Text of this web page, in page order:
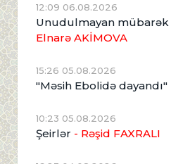
12:09 06.08.2026
Unudulmayan mübarək
Elnarə AKİMOVA
15:26 05.08.2026
"Məsih Ebolidə dayandı"
10:23 05.08.2026
Şeirlər - Rəşid FAXRALI